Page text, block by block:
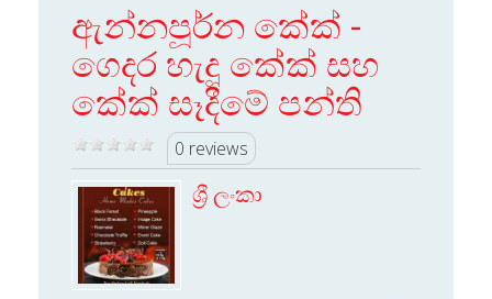
ඇන්නපූර්න කේක් -
ගෙදර හැදූ කේක් සහ
කේක් සෑදීමේ පන්ති
0 reviews
ශ්‍රී ලංකා